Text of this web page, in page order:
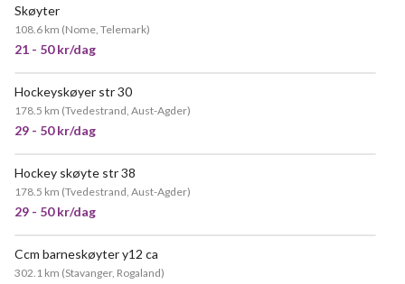
Skøyter
108.6 km (Nome, Telemark)
21 - 50 kr/dag
Hockeyskøyer str 30
178.5 km (Tvedestrand, Aust-Agder)
29 - 50 kr/dag
Hockey skøyte str 38
178.5 km (Tvedestrand, Aust-Agder)
29 - 50 kr/dag
Ccm barneskøyter y12 ca
302.1 km (Stavanger, Rogaland)